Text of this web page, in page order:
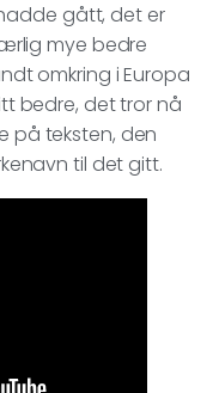
gått, det er
mye bedre
omkring i Europa
bedre, det tror nå
på teksten, den
til det gitt.